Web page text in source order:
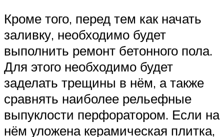
Кроме того, перед тем как начать
заливку, необходимо будет
выполнить ремонт бетонного пола.
Для этого необходимо будет
заделать трещины в нём, а также
сравнять наиболее рельефные
выпуклости перфоратором. Если на
нём уложена керамическая плитка,